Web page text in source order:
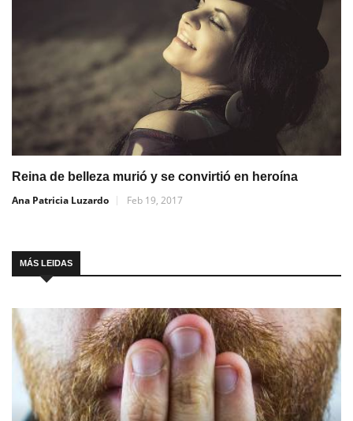
Reina de belleza murió y se convirtió en heroína
Ana Patricia Luzardo
Feb 19, 2017
MÁS LEIDAS